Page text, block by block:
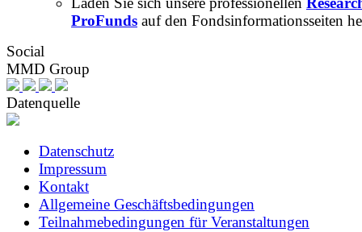
ProFunds auf den Fondsinformationsseiten
Social
MMD Group
Datenquelle
Datenschutz
Impressum
Kontakt
Allgemeine Geschäftsbedingungen
Teilnahmebedingungen für Veranstaltungen